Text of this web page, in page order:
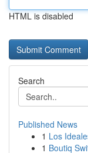
HTML is disabled
Search
Published News
1 Los
1 Boutiq